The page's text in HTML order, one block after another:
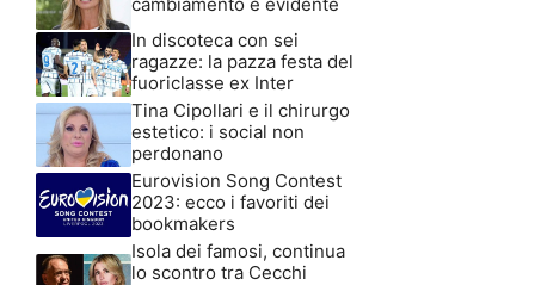
cambiamento è evidente
In discoteca con sei
ragazze: la pazza festa del
fuoriclasse ex Inter
Tina Cipollari e il chirurgo
estetico: i social non
perdonano
Eurovision Song Contest
2023: ecco i favoriti dei
bookmakers
Isola dei famosi, continua
lo scontro tra Cecchi